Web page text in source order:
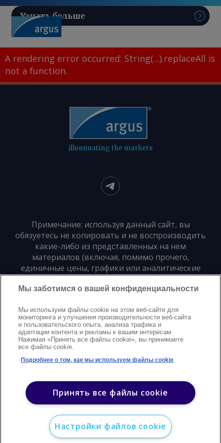
Узнать больше
A rendering error occurred: String(...).replaceAll is
not a function.
illuminating the markets
Примечание: используя данный сайт, вы
обязуетесь не копировать и не воспроизводить
какие-либо из представленных на нем
материалов (включая, помимо прочего,
единичные цены, графики или аналитические
материалы) в любой форме и для любых целей
без предварительного письменного согласия
Политика конфиденциальностиTrademarks
Защита авторских правУсловияModern Slavery Statement
Мы заботимся о вашей конфиденциальности
Мы используем файлы cookie на этом веб-сайте для
мониторинга и улучшения производительности веб-сайта
и пользовательского опыта, анализа трафика и
адаптации контента и рекламы к вашим интересам.
Нажимая «Принять все файлы cookie», вы принимаете
все файлы cookie.
Подробнее о том, как мы используем файлы cookie
Принять все файлы cookie
Настройки файлов cookie